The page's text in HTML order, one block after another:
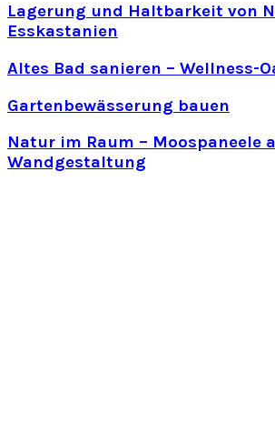
Lagerung und Haltbarkeit von
Esskastanien
Altes Bad sanieren – Wellness-
Gartenbewässerung bauen
Natur im Raum – Moospaneele
Wandgestaltung